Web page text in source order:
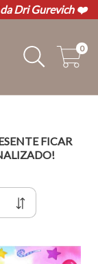
da Dri Gurevich ❤️
0
FICAR